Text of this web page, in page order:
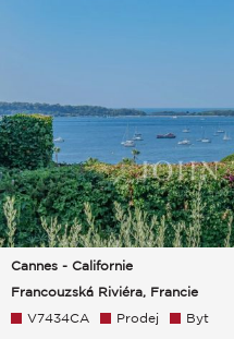
Cannes - Californie
Francouzská Riviéra, Francie
V7434CA Prodej Byt